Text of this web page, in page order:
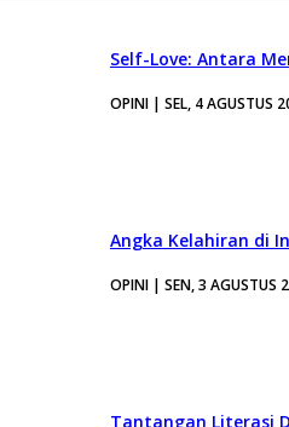
Self-Love: Antara
OPINI | SEL, 4 AGUSTUS
Angka Kelahiran di
OPINI | SEN, 3 AGUSTUS
Tantangan Literasi